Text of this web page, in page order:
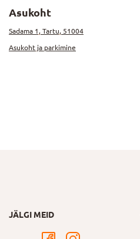
Asukoht
Sadama 1, Tartu, 51004
Asukoht ja parkimine
JÄLGI MEID